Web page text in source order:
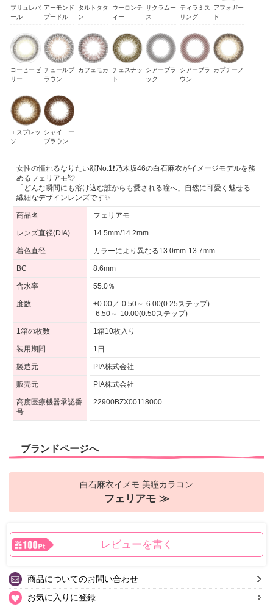
ブリュレパ
ール
アーモンド
プードル
タルトタタ
ン
ウーロンテ
ィー
サクラムー
ス
ティラミス
リング
アフォガー
ド
コーヒーゼ
リー
チュールブ
ラウン
カフェモカ チェスナッ
ト
シアーブラ
ック
シアーブラ
ウン
カプチーノ
エスプレッ
ソ
シャイニー
ブラウン
女性の憧れるなりたい顔No.1❗乃木坂46の白石麻衣がイメージモデルを務
めるフェリアモ💘
「どんな瞬間にも溶け込む誰からも愛される瞳へ」自然に可愛く魅せる
繊細なデザインレンズです✨
商品名 フェリアモ
レンズ直径(DIA) 14.5mm/14.2mm
着色直径 カラーにより異なる13.0mm-13.7mm
BC 8.6mm
含水率 55.0％
度数
±0.00／-0.50～-6.00(0.25ステップ)
-6.50～-10.00(0.50ステップ)
1箱の枚数 1箱10枚入り
装用期間 1日
製造元 PIA株式会社
販売元 PIA株式会社
高度医療機器承認番
号
22900BZX00118000
ブランドページへ
白石麻衣イメモ 美瞳カラコン
フェリアモ ≫
レビューを書く
商品についてのお問い合わせ
お気に入りに登録